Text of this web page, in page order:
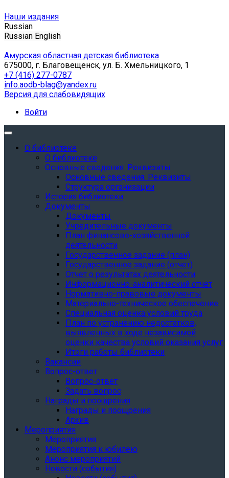
Наши издания
Russian
Russian English
Амурская областная детская библиотека
675000, г. Благовещенск, ул. Б. Хмельницкого, 1
+7 (416) 277-0787
info.aodb-blag@yandex.ru
Версия для слабовидящих
Войти
О библиотеке
О библиотеке
Основные сведения. Реквизиты
Основные сведения. Реквизиты
Структура организации
История библиотеки
Документы
Документы
Учредительные документы
План финансово-хозяйственной
деятельности
Государственное задание (план)
Государственное задание (отчет)
Отчет о результатах деятельности
Информационно-аналитический отчет
Нормативно-правовые документы
Материально-техническое обеспечение
Специальная оценка условий труда
План по устранению недостатков,
выявленных в ходе независимой
оценки качества условий оказания услуг
Итоги работы библиотеки
Вакансии
Вопрос-ответ
Вопрос-ответ
Задать вопрос
Награды и поощрения
Награды и поощрения
Архив
Мероприятия
Мероприятия
Мероприятия к юбилею
Анонс мероприятий
Новости (события)